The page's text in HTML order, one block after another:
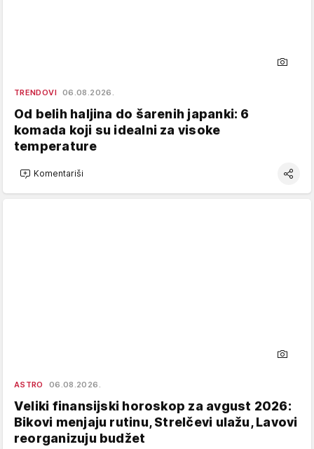
TRENDOVI 06.08.2026.
Od belih haljina do šarenih japanki: 6
komada koji su idealni za visoke
temperature
Komentariši
ASTRO 06.08.2026.
Veliki finansijski horoskop za avgust 2026:
Bikovi menjaju rutinu, Strelčevi ulažu, Lavovi
reorganizuju budžet